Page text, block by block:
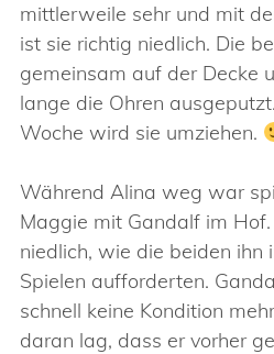
mittlerweile sehr und mit
ist sie richtig niedlich. Die
gemeinsam auf der Decke
lange die Ohren
Woche wird sie umziehen.
Während Alina weg war
Maggie mit Gandalf im
niedlich, wie die beiden ihn
Spielen aufforderten.
schnell keine Kondition
daran lag, dass er vorher